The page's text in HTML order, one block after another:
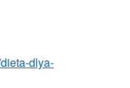
dlya-